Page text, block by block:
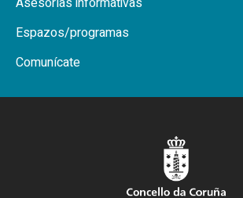
Espazos/programas
Comunícate